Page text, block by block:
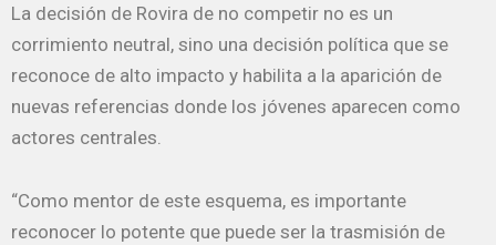
La decisión de Rovira de no competir no es un
corrimiento neutral, sino una decisión política que se
reconoce de alto impacto y habilita a la aparición de
nuevas referencias donde los jóvenes aparecen como
actores centrales.
“Como mentor de este esquema, es importante
reconocer lo potente que puede ser la trasmisión de